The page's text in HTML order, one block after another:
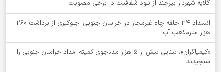
گلایه شهردار بیرجند از نبود شفافیت در برخی مصوبات
انسداد ۳۴ حلقه چاه غیرمجاز در خراسان جنوبی؛ جلوگیری از برداشت ۲۶۰
هزار مترمکعب آب
«کیمیاگران»، بینایی بیش از ۵ هزار مددجوی کمیته امداد خراسان جنوبی را
سنجیدند